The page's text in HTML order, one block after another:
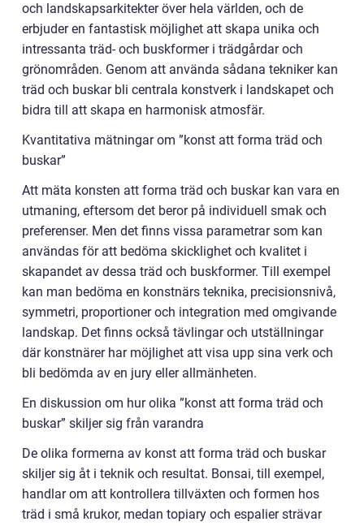
och landskapsarkitekter över hela världen, och de
erbjuder en fantastisk möjlighet att skapa unika och
intressanta träd- och buskformer i trädgårdar och
grönområden. Genom att använda sådana tekniker kan
träd och buskar bli centrala konstverk i landskapet och
bidra till att skapa en harmonisk atmosfär.
Kvantitativa mätningar om ”konst att forma träd och
buskar”
Att mäta konsten att forma träd och buskar kan vara en
utmaning, eftersom det beror på individuell smak och
preferenser. Men det finns vissa parametrar som kan
användas för att bedöma skicklighet och kvalitet i
skapandet av dessa träd och buskformer. Till exempel
kan man bedöma en konstnärs teknika, precisionsnivå,
symmetri, proportioner och integration med omgivande
landskap. Det finns också tävlingar och utställningar
där konstnärer har möjlighet att visa upp sina verk och
bli bedömda av en jury eller allmänheten.
En diskussion om hur olika ”konst att forma träd och
buskar” skiljer sig från varandra
De olika formerna av konst att forma träd och buskar
skiljer sig åt i teknik och resultat. Bonsai, till exempel,
handlar om att kontrollera tillväxten och formen hos
träd i små krukor, medan topiary och espalier strävar